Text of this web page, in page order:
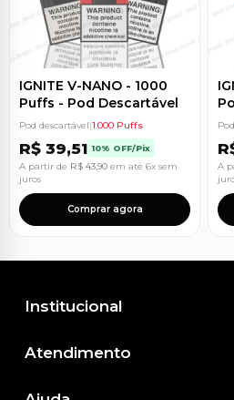
IGNITE V-NANO - 1000
Puffs - Pod Descartável
Pod descartável|1.000 Puffs
R$ 39,51 10% OFF/Pix
A partir de R$ 43,90 em até 6x sem
juros
Comprar agora
A
Institucional
Atendimento​